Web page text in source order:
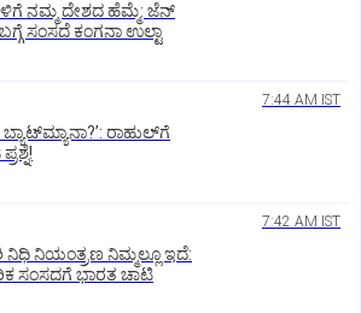
ನಮ್ಮ ದೇಶದ ಹೆಮ್ಮೆ: ಜೆನ್‌
ಸಂಸದೆ ಕಂಗನಾ ಉಲ್ಟಾ
7:44 AM IST
ಬ್ಯಾಟ್‌ಮ್ಯಾನಾ?’: ರಾಹುಲ್‌ಗೆ
7:42 AM IST
ನಿಧಿ ನಿಯಂತ್ರಣ ನಿಮ್ಮಲ್ಲೂ ಇದೆ:
ಸಂಸದಗೆ ಭಾರತ ಚಾಟಿ